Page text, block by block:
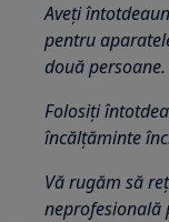
Aveți
pentru
două persoane.
Folosiți
încălțăminte
Vă rugăm să
neprofesională